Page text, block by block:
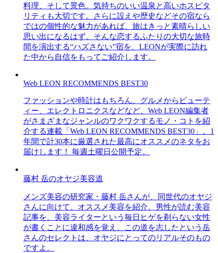
料理、そして景色。気持ちのいい温泉と高いホスピタ
リティも大切です。さらに設えや歴史などその宿なら
ではの個性的な魅力があれば、旅はきっと素晴らしい
思い出になるはず。そんな恋するふたりの大切な旅時
間を演出する“ハズさない”宿を、LEONが実際に訪れ
た中から自信をもってご紹介します。
Web LEON RECOMMENDS BEST30
ファッションや時計はもちろん、グルメからビューテ
ィー、エレクトロニクスなどなど、Web LEON編集者
がさまざまなジャンルのワクワクするモノ・コトを紹
介する連載「Web LEON RECOMMENDS BEST30」。1
年間で計30本に厳選された最高にオススメのネタをお
届けします！ 毎週土曜日公開予定。
藤村 岳のオヤジ美容道
メンズ美容の研究家・藤村 岳さんが、同世代のオヤジ
さんに向けて、オススメ美容を紹介。男性が読む美容
記事を、美容ライターという毎日ヒゲを剃らない女性
が書くことに違和感を覚え、この道を志したという岳
さんのセレクトは、オヤジにとってのリアルそのもの
ですよ。